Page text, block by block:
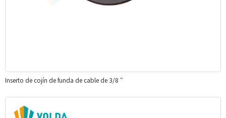
Inserto de cojín de funda de cable de 3/8 ″